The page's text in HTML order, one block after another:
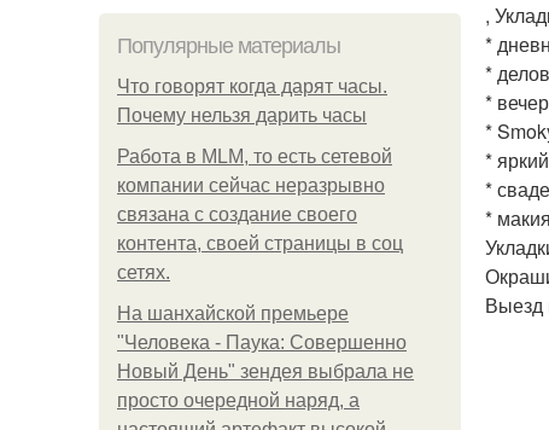
Популярные материалы
Что говорят когда дарят часы.
Почему нельзя дарить часы
Работа в MLM, то есть сетевой
компании сейчас неразрывно
связана с создание своего
контента, своей страницы в соц
сетях.
На шанхайской премьере
"Человека - Паука: Совершенно
Новый День" зендея выбрала не
просто очередной наряд, а
,
*
*
*
*
*
*
*
Выезд